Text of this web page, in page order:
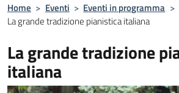
Home > Eventi > Eventi in programma >
La grande tradizione pianistica italiana
La grande tradizione
italiana